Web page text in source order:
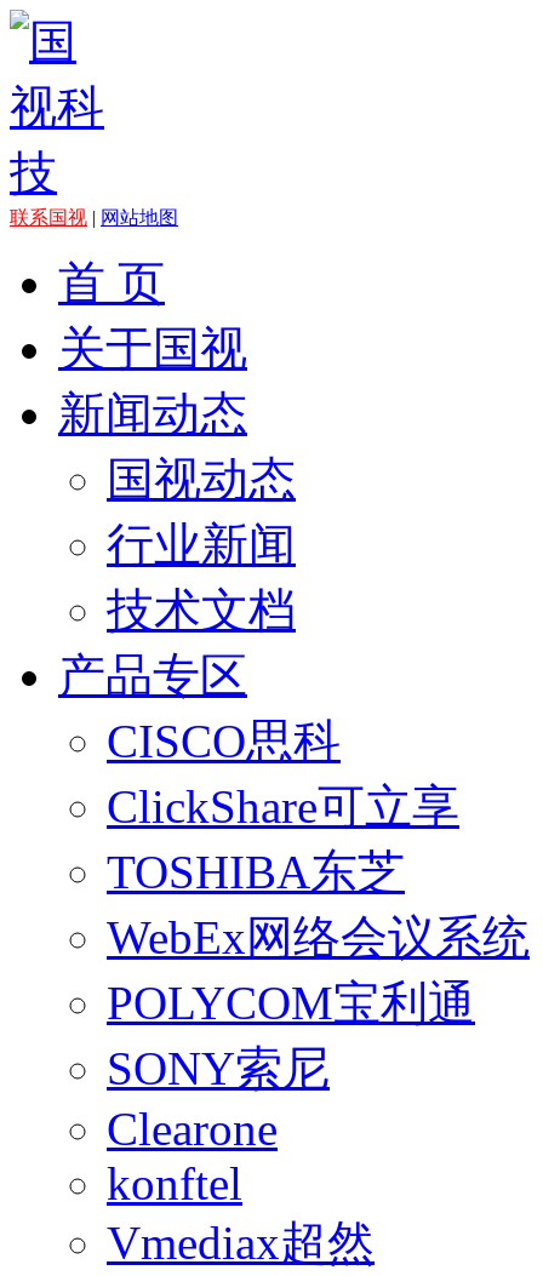
联系国视 | 网站地图
首 页
关于国视
新闻动态
国视动态
行业新闻
技术文档
产品专区
CISCO思科
ClickShare可立享
TOSHIBA东芝
WebEx网络会议系统
POLYCOM宝利通
SONY索尼
Clearone
konftel
Vmediax超然